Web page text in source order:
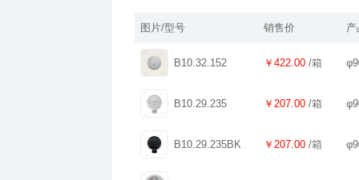
图片/型号 销售价
B10.32.152 ￥422.00 /箱
B10.29.235 ￥207.00 /箱
B10.29.235BK ￥207.00 /箱